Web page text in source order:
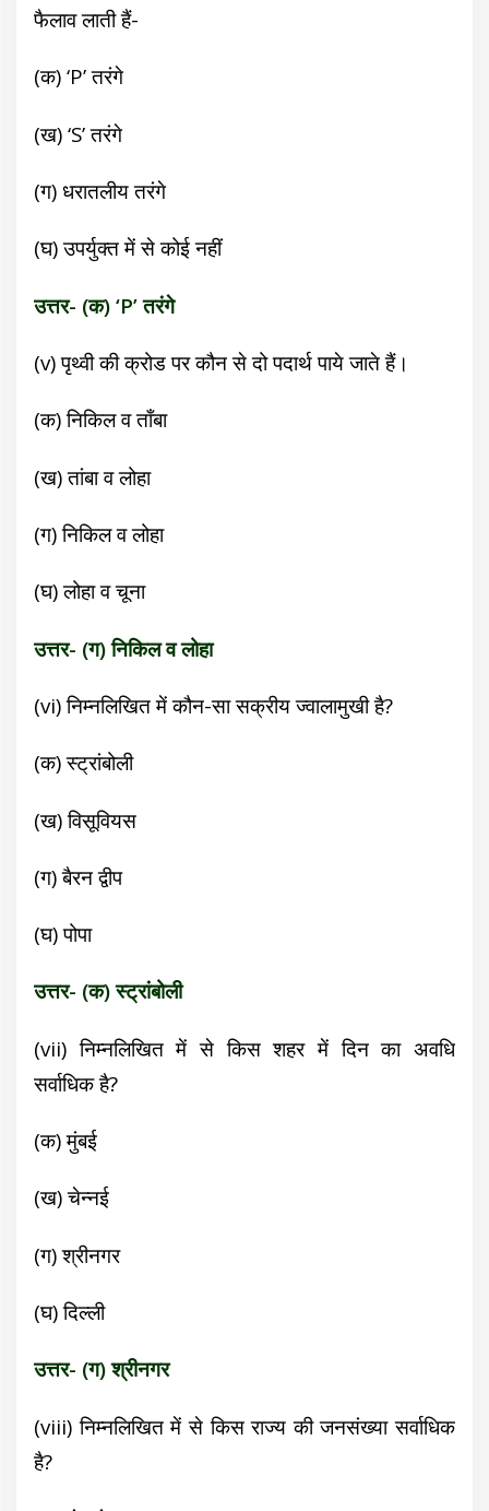
फैलाव लाती हैं-
(क) ‘P’ तरंगे
(ख) ‘S’ तरंगे
(ग) धरातलीय तरंगे
(घ) उपर्युक्त में से कोई नहीं
उत्तर- (क) ‘P’ तरंगे
(v)पृथ्वी की क्रोड पर कौन से दो पदार्थ पाये जाते हैं।
(क) निकिल व ताँबा
(ख) तांबा व लोहा
(ग) निकिल व लोहा
(घ) लोहा व चूना
उत्तर- (ग) निकिल व लोहा
(vi)निम्नलिखित में कौन-सा सक्रीय ज्वालामुखी है?
(क) स्ट्रांबोली
(ख) विसूवियस
(ग) बैरन द्वीप
(घ) पोपा
उत्तर- (क) स्ट्रांबोली
(vii)निम्नलिखित में से किस शहर में दिन का अवधि
सर्वाधिक है?
(क) मुंबई
(ख) चेन्नई
(ग) श्रीनगर
(घ) दिल्ली
उत्तर- (ग) श्रीनगर
(viii)निम्नलिखित में से किस राज्य की जनसंख्या सर्वाधिक
है?